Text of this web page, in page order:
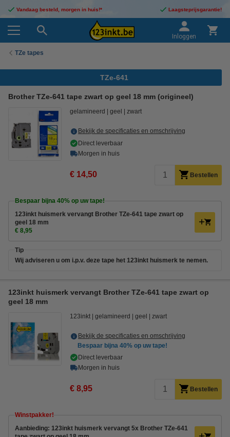
Vandaag besteld, morgen in huis!* Laagsteprijsgarantie!
Inloggen
TZe tapes
TZe-641
Brother TZe-641 tape zwart op geel 18 mm (origineel)
gelamineerd geel zwart
Bekijk de specificaties en omschrijving
Direct leverbaar
Morgen in huis
€ 14,50 Bestellen
Bespaar bijna 40% op uw tape!
123inkt huismerk vervangt Brother TZe-641 tape zwart op
geel 18 mm
€ 8,95
Tip
Wij adviseren u om i.p.v. deze tape het 123inkt huismerk te nemen.
123inkt huismerk vervangt Brother TZe-641 tape zwart op
geel 18 mm
123inkt gelamineerd geel zwart
Bekijk de specificaties en omschrijving
Bespaar bijna 40% op uw tape!
Direct leverbaar
Morgen in huis
€ 8,95 Bestellen
Winstpakker!
Aanbieding: 123inkt huismerk vervangt 5x Brother TZe-641